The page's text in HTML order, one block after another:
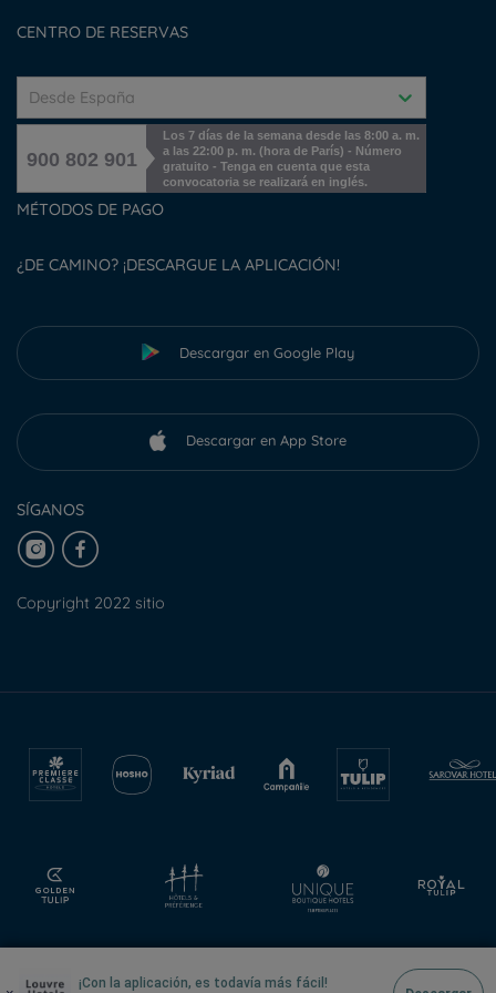
CENTRO DE RESERVAS
Desde España
900 802 901
Los 7 días de la semana desde las 8:00 a. m.
a las 22:00 p. m. (hora de París) - Número
gratuito - Tenga en cuenta que esta
convocatoria se realizará en inglés.
MÉTODOS DE PAGO
¿DE CAMINO? ¡DESCARGUE LA APLICACIÓN!
Descargar en Google Play
Descargar en App Store
SÍGANOS
Copyright 2022 sitio
¡Con la aplicación, es todavía más fácil!